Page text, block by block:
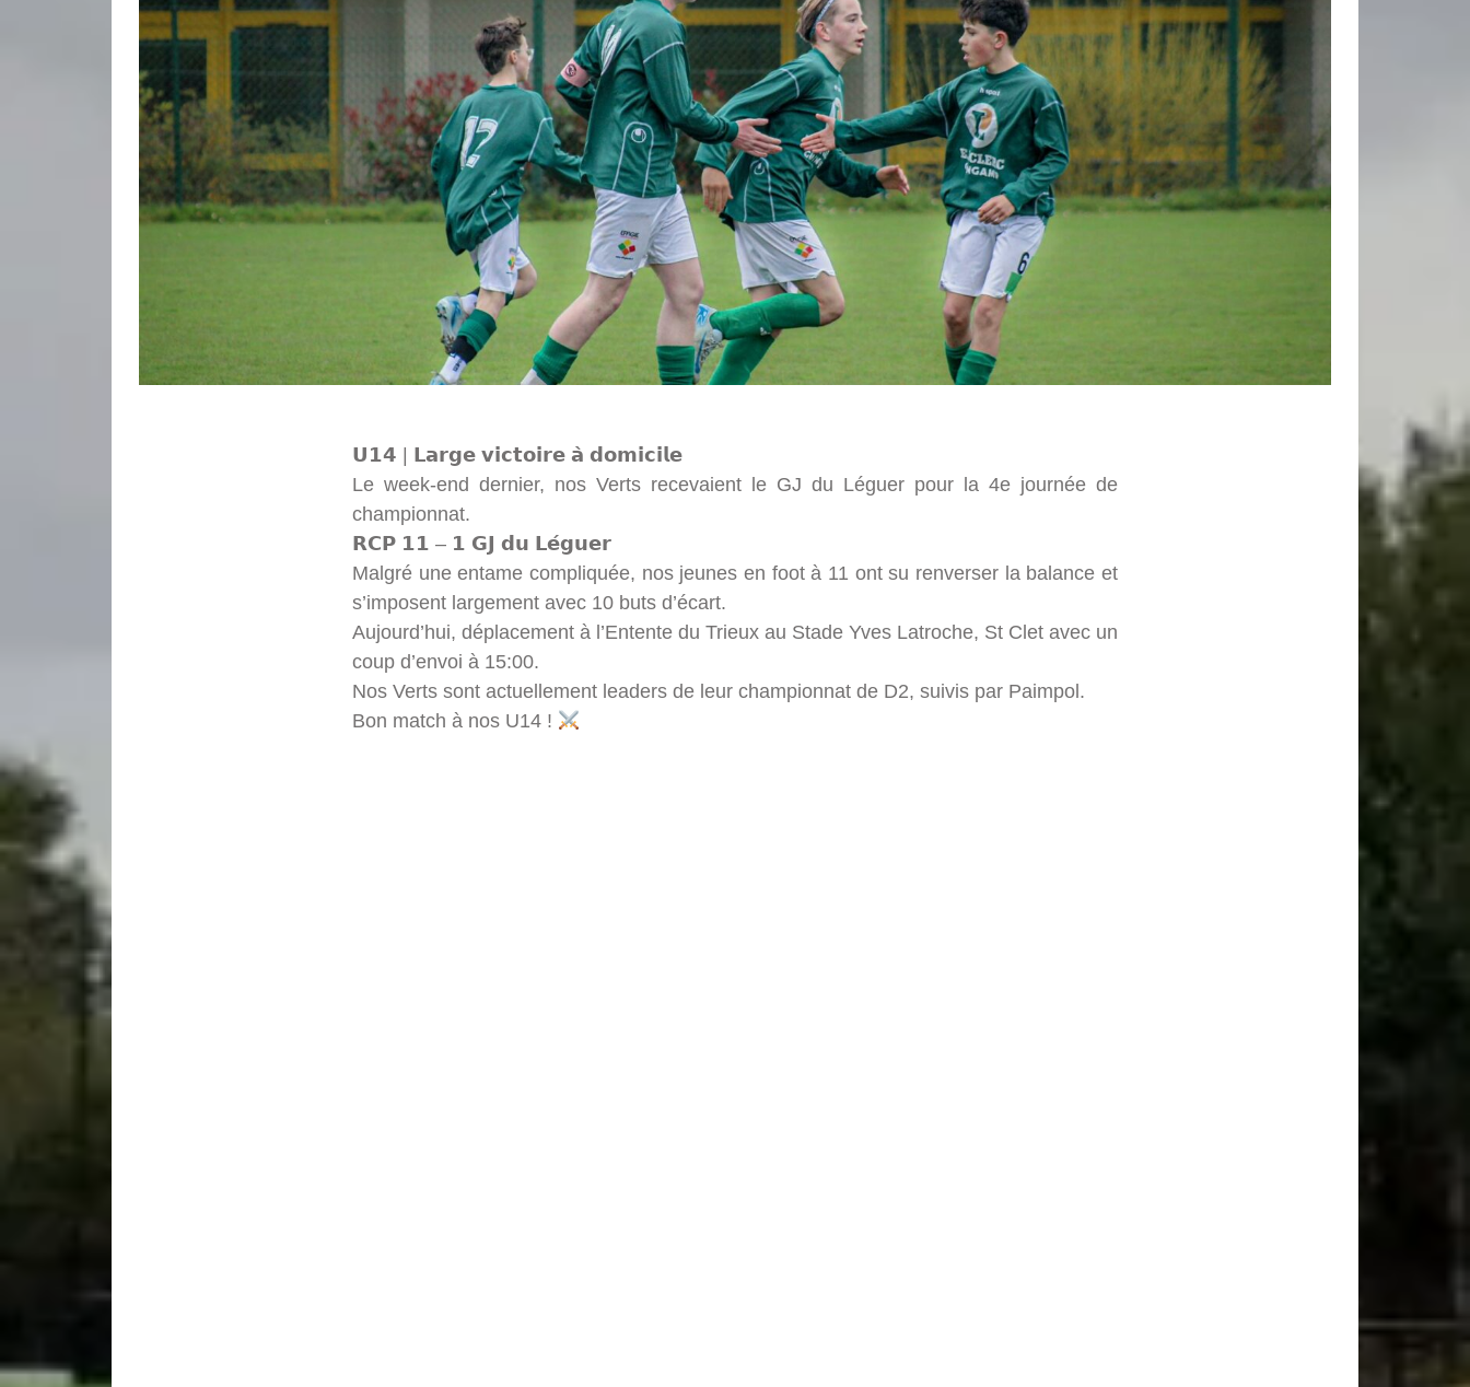
𝗨𝟭𝟰 | 𝗟𝗮𝗿𝗴𝗲 𝘃𝗶𝗰𝘁𝗼𝗶𝗿𝗲 𝗮̀ 𝗱𝗼𝗺𝗶𝗰𝗶𝗹𝗲
Le week-end dernier, nos Verts recevaient le GJ du Léguer pour la 4e journée de
championnat.
𝗥𝗖𝗣 𝟭𝟭 – 𝟭 𝗚𝗝 𝗱𝘂 𝗟𝗲́𝗴𝘂𝗲𝗿
Malgré une entame compliquée, nos jeunes en foot à 11 ont su renverser la balance et
s’imposent largement avec 10 buts d’écart.
Aujourd’hui, déplacement à l’Entente du Trieux au Stade Yves Latroche, St Clet avec un
coup d’envoi à 15:00.
Nos Verts sont actuellement leaders de leur championnat de D2, suivis par Paimpol.
Bon match à nos U14 !